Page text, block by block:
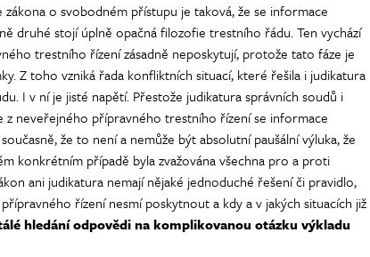
o svobodném přístupu je taková, že se informace
druhé stojí úplně opačná filozofie trestního řádu. Ten vychází
trestního řízení zásadně neposkytují, protože tato fáze je
Z toho vzniká řada konfliktních situací, které řešila i judikatura
I v ní je jisté napětí. Přestože judikatura správních soudů i
z neveřejného přípravného trestního řízení se informace
že to není a nemůže být absolutní paušální výluka, že
konkrétním případě byla zvažována všechna pro a proti
ani judikatura nemají nějaké jednoduché řešení či pravidlo,
řízení nesmí poskytnout a kdy a v jakých situacích již
hledání odpovědi na komplikovanou otázku výkladu